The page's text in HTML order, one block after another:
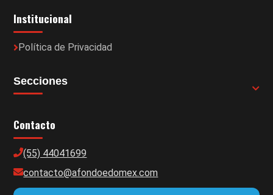
Institucional
Política de Privacidad
Secciones
Contacto
(55) 44041699
contacto@afondoedomex.com